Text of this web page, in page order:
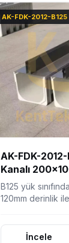
AK-FDK-2012-B125
AK-FDK-
Kanalı
B125 yük
120mm derinlik
İncele